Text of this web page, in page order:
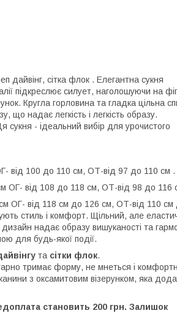
дайвінг, сітка флок . Елегантна сукня
підкреслює силует, наголошуючи на
Кругла горловина та гладка цільна
що надає легкість і легкість образу.
сукня - ідеальний вибір для урочистого
від 100 до 110 см, ОТ-від 97 до 110 см .
ОГ- від 108 до 118 см, ОТ-від 98 до 116
ОГ- від 118 см до 126 см, ОТ-від 110 см
стиль і комфорт. Щільний, але
надає образу вишуканості та
для будь-якої події.
та сітки флок.
тримає форму, не мнеться і
з оксамитовим візерунком, яка
становить 200 грн. Залишок